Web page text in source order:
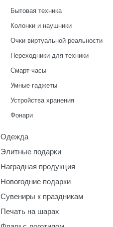
Бытовая техника
Колонки и наушники
Очки виртуальной реальности
Переходники для техники
Смарт-часы
Умные гаджеты
Устройства хранения
Фонари
Одежда
Элитные подарки
Наградная продукция
Новогодние подарки
Сувениры к праздникам
Печать на шарах